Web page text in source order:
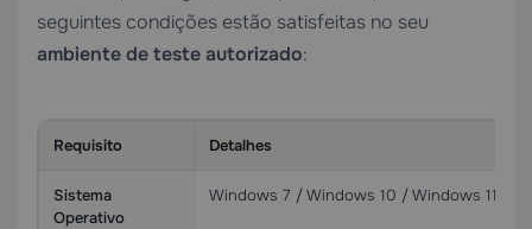
seguintes condições estão satisfeitas no seu
ambiente de teste autorizado:
Requisito Detalhes
Sistema
Operativo
Windows 7 / Windows 10 / Windows 11 /